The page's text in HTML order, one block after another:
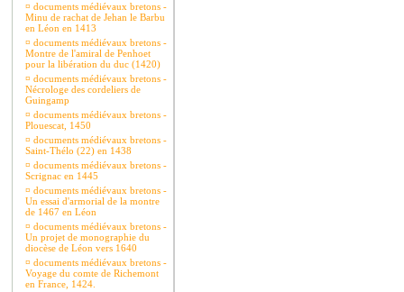
¤ documents médiévaux bretons -
Minu de rachat de Jehan le Barbu
en Léon en 1413
¤ documents médiévaux bretons -
Montre de l'amiral de Penhoet
pour la libération du duc (1420)
¤ documents médiévaux bretons -
Nécrologe des cordeliers de
Guingamp
¤ documents médiévaux bretons -
Plouescat, 1450
¤ documents médiévaux bretons -
Saint-Thélo (22) en 1438
¤ documents médiévaux bretons -
Scrignac en 1445
¤ documents médiévaux bretons -
Un essai d'armorial de la montre
de 1467 en Léon
¤ documents médiévaux bretons -
Un projet de monographie du
diocèse de Léon vers 1640
¤ documents médiévaux bretons -
Voyage du comte de Richemont
en France, 1424.